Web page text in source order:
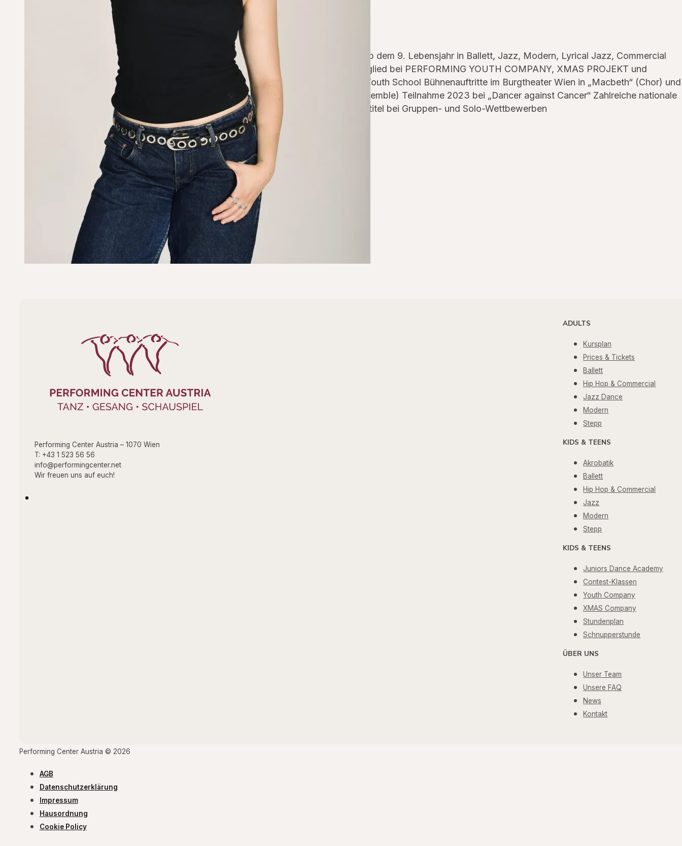
Ausbildung
Tänzerische Ausbildung ab dem 9. Lebensjahr in Ballett, Jazz, Modern, Lyrical Jazz, Commercial
und Musical Ensemblemitglied bei PERFORMING YOUTH COMPANY, XMAS PROJEKT und
Vienna’s English Theatre Youth School Bühnenauftritte im Burgtheater Wien in „Macbeth“ (Chor) und
„Die Troerinnen“ (Tanzensemble) Teilnahme 2023 bei „Dancer against Cancer“ Zahlreiche nationale
und internationale Meistertitel bei Gruppen- und Solo-Wettbewerben
Stundenplan
Performing Center Austria – 1070 Wien
T: +43 1 523 56 56
info@performingcenter.net
Wir freuen uns auf euch!
ADULTS
Kursplan
Prices & Tickets
Ballett
Hip Hop & Commercial
Jazz Dance
Modern
Stepp
KIDS & TEENS
Akrobatik
Ballett
Hip Hop & Commercial
Jazz
Modern
Stepp
KIDS & TEENS
Juniors Dance Academy
Contest-Klassen
Youth Company
XMAS Company
Stundenplan
Schnupperstunde
ÜBER UNS
Unser Team
Unsere FAQ
News
Kontakt
Performing Center Austria © 2026
AGB
Datenschutzerklärung
Impressum
Hausordnung
Cookie Policy